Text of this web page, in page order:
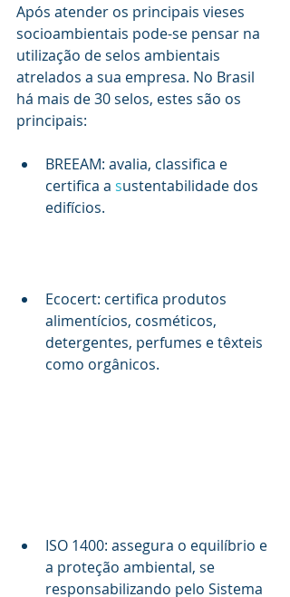
Após atender os principais vieses
socioambientais pode-se pensar na
utilização de selos ambientais
atrelados a sua empresa. No Brasil
há mais de 30 selos, estes são os
principais:
BREEAM: avalia, classifica e
certifica a sustentabilidade dos
edifícios.
Ecocert: certifica produtos
alimentícios, cosméticos,
detergentes, perfumes e têxteis
como orgânicos.
ISO 1400: assegura o equilíbrio e
a proteção ambiental, se
responsabilizando pelo Sistema